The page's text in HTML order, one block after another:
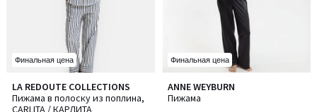
Финальная цена
LA REDOUTE COLLECTIONS
Пижама в полоску из поплина,
CARLITA / КАРЛИТА
4,1
/ 5
Финальная цена
ANNE WEYBURN
Пижама
4,4
/ 5
Количество
цветов: